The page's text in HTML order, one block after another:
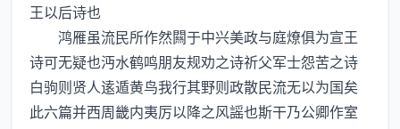
王以后诗也
鸿雁虽流民所作然闗于中兴美政与庭燎俱为宣王
诗可无疑也沔水鹤鸣朋友规劝之诗祈父军士怨苦之诗
白驹则贤人逺遁黄鸟我行其野则政散民流无以为国矣
此六篇并西周畿内夷厉以降之风謡也斯干乃公卿作室